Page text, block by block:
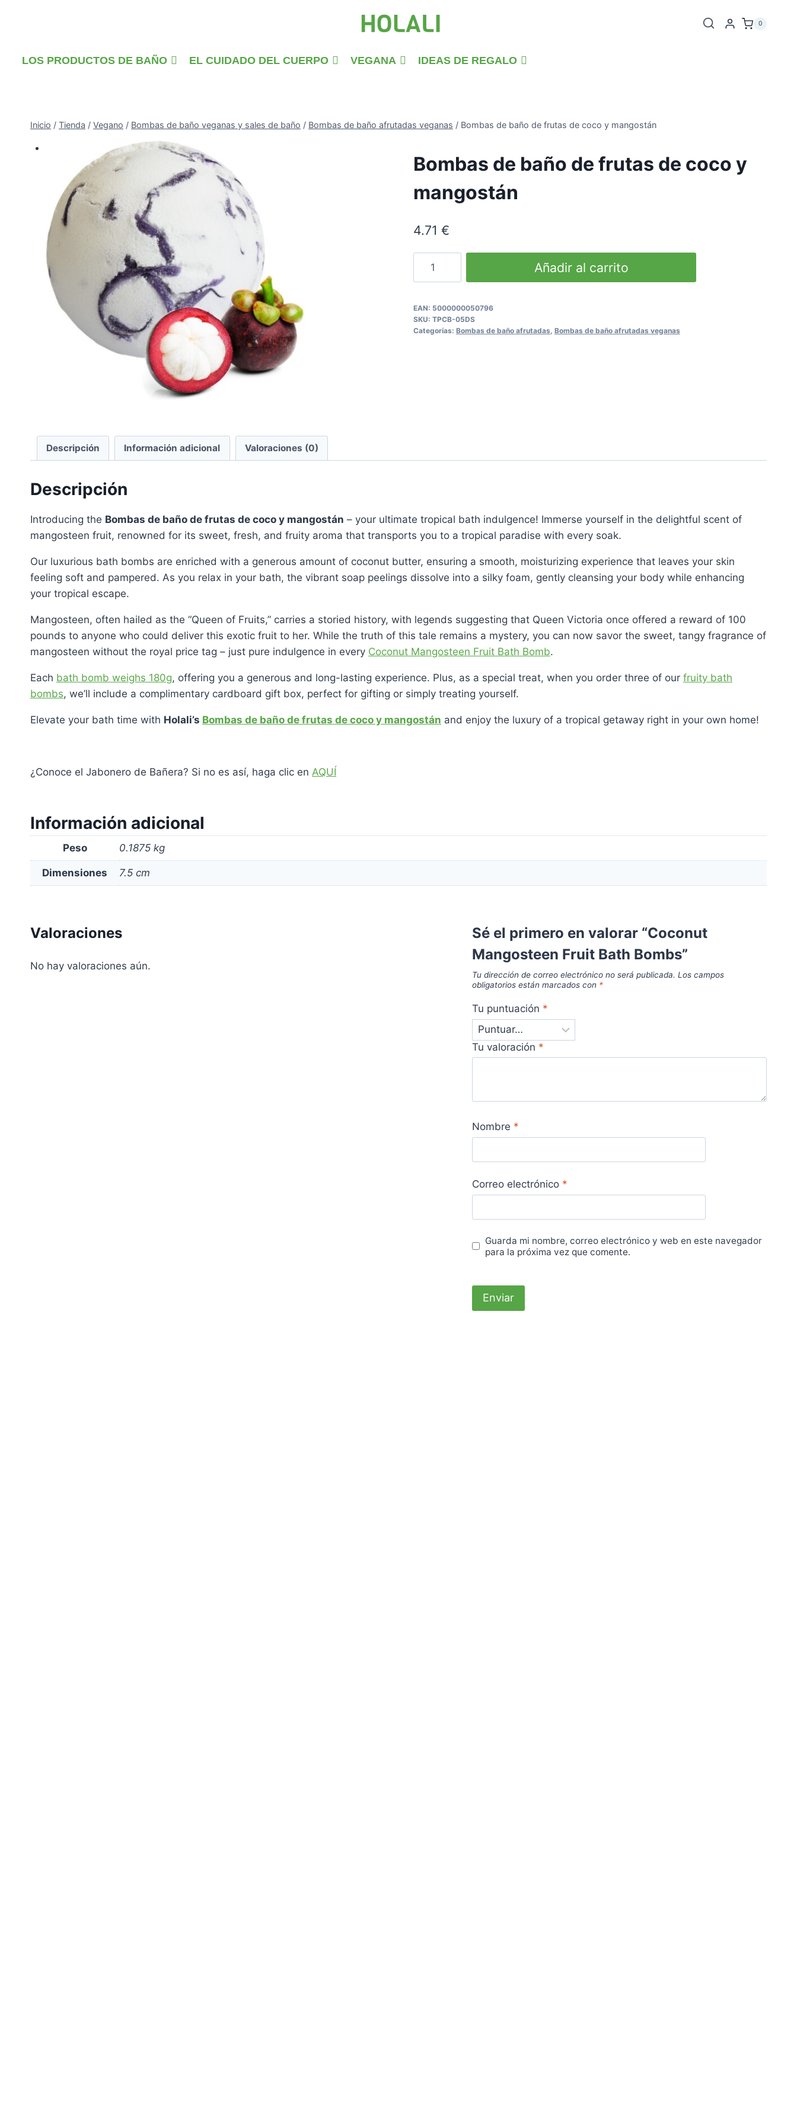
0
LOS PRODUCTOS DE BAÑO EL CUIDADO DEL CUERPO VEGANA IDEAS DE REGALO
Inicio / Tienda / Vegano / Bombas de baño veganas y sales de baño / Bombas de baño afrutadas veganas / Bombas de baño de frutas de coco y mangostán
Bombas de baño de frutas de coco y
mangostán
4.71 €
Bath
Bombs
Añadir al carrito
EAN: 5000000050796
SKU: TPCB-05DS
Categorías: Bombas de baño afrutadas Bombas de baño afrutadas veganas
Descripción Información adicional Valoraciones (0)
Descripción
Introducing the Bombas de baño de frutas de coco y mangostán – your ultimate tropical bath indulgence! Immerse yourself in the delightful scent of
mangosteen fruit, renowned for its sweet, fresh, and fruity aroma that transports you to a tropical paradise with every soak.
Our luxurious bath bombs are enriched with a generous amount of coconut butter, ensuring a smooth, moisturizing experience that leaves your skin
feeling soft and pampered. As you relax in your bath, the vibrant soap peelings dissolve into a silky foam, gently cleansing your body while enhancing
your tropical escape.
Mangosteen, often hailed as the “Queen of Fruits,” carries a storied history, with legends suggesting that Queen Victoria once offered a reward of 100
pounds to anyone who could deliver this exotic fruit to her. While the truth of this tale remains a mystery, you can now savor the sweet, tangy fragrance of
mangosteen without the royal price tag – just pure indulgence in every Coconut Mangosteen Fruit Bath Bomb.
Each bath bomb weighs 180g, offering you a generous and long-lasting experience. Plus, as a special treat, when you order three of our fruity bath
bombs, we’ll include a complimentary cardboard gift box, perfect for gifting or simply treating yourself.
Elevate your bath time with Holali’s Bombas de baño de frutas de coco y mangostán and enjoy the luxury of a tropical getaway right in your own home!
¿Conoce el Jabonero de Bañera? Si no es así, haga clic en AQUÍ
Información adicional
Peso 0.1875 kg
Dimensiones 7.5 cm
Valoraciones
No hay valoraciones aún.
Sé el primero en valorar “Coconut
Mangosteen Fruit Bath Bombs”
Tu dirección de correo electrónico no será publicada. Los campos
obligatorios están marcados con *
Tu puntuación *
Tu valoración *
Nombre *
Correo electrónico *
Guarda mi nombre, correo electrónico y web en este navegador
para la próxima vez que comente.